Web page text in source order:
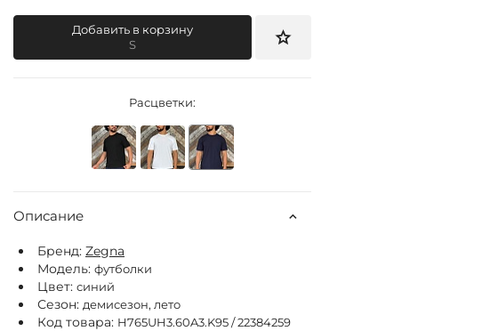
Добавить в корзину
S
Расцветки:
Описание
Бренд: Zegna
Модель: футболки
Цвет: синий
Сезон: демисезон, лето
Код товара: H765UH3.60A3.K95 / 22384259